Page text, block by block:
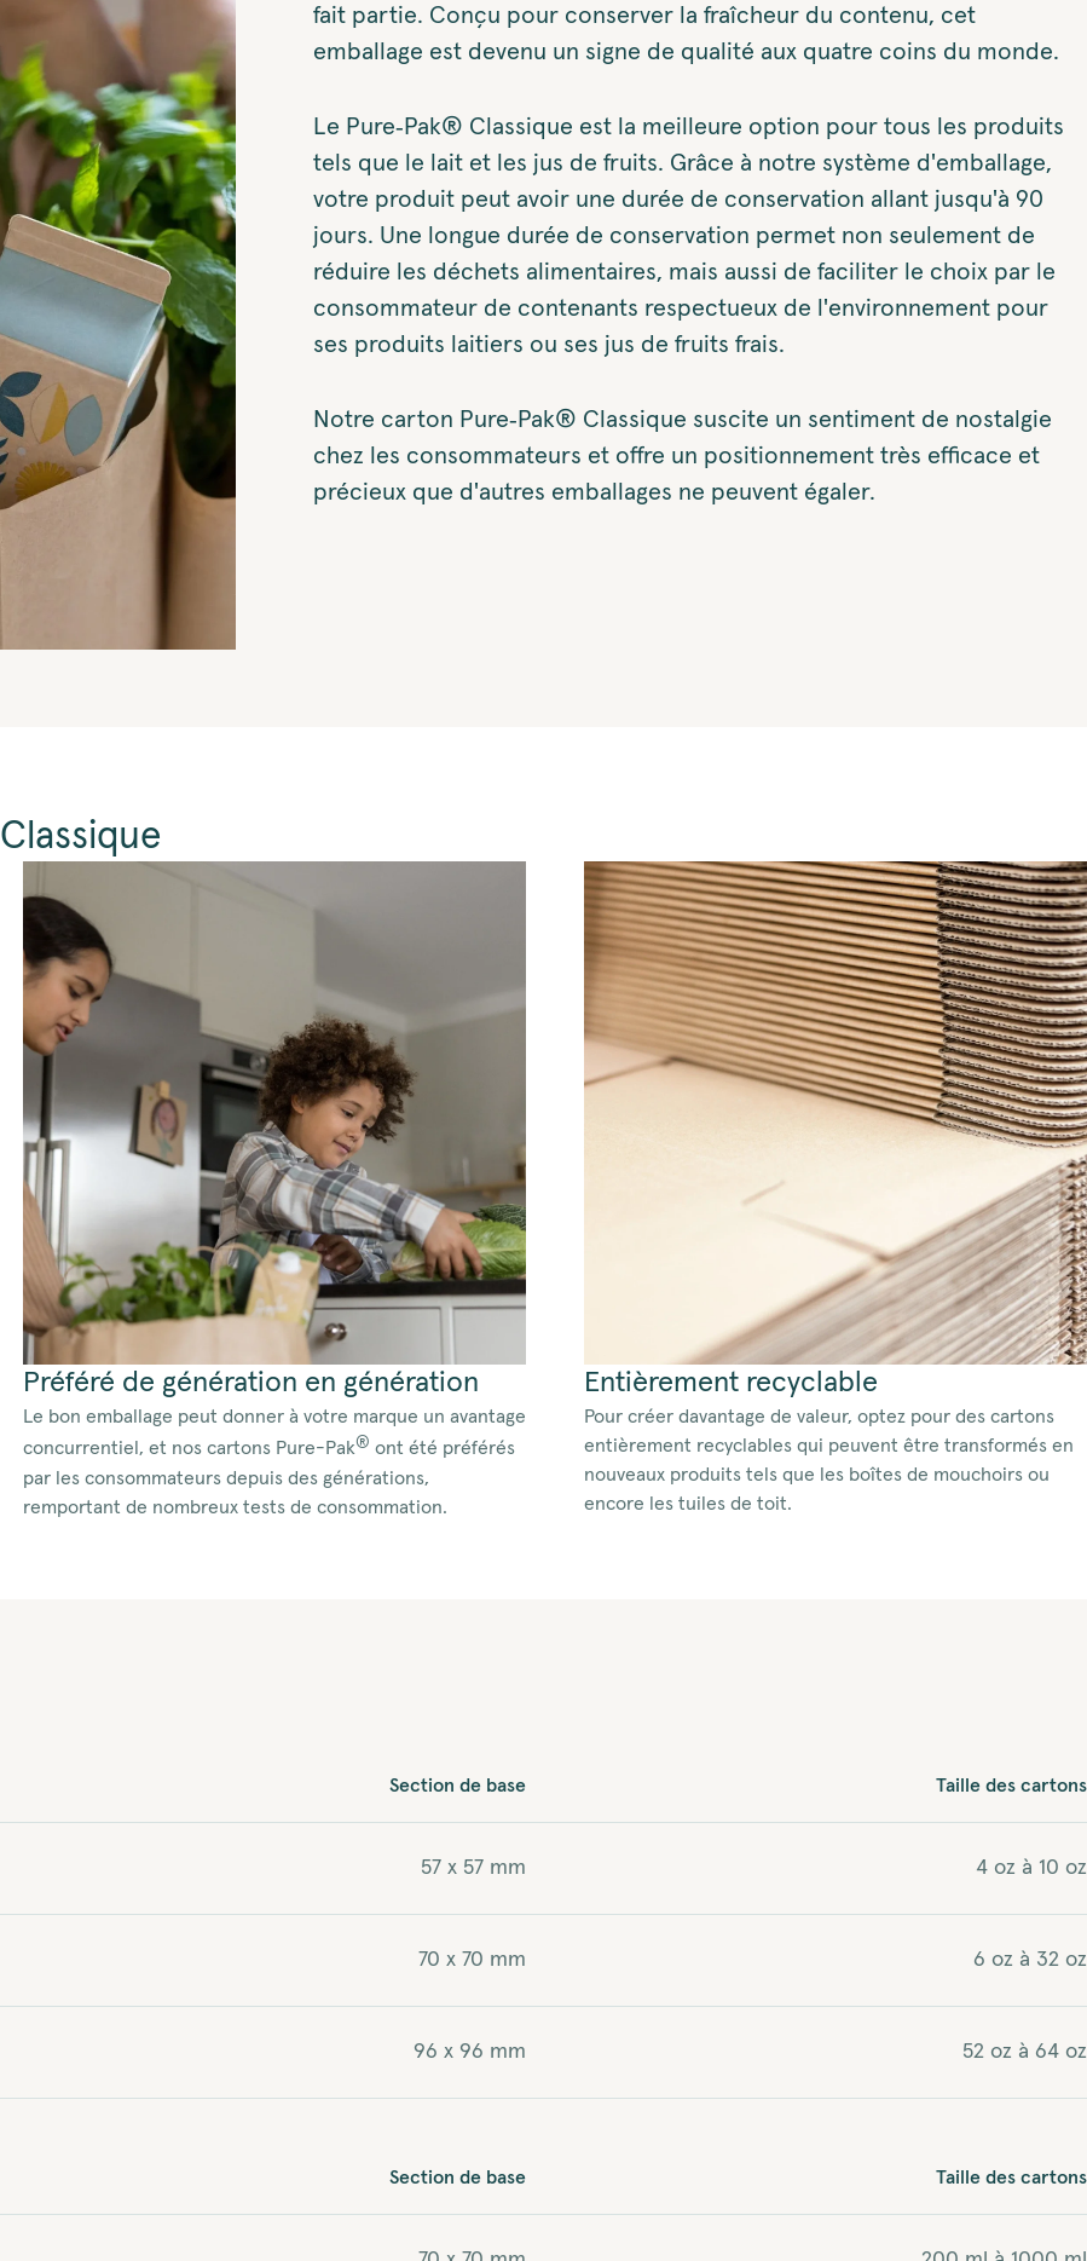
fait partie. Conçu pour conserver la fraîcheur du contenu, cet
emballage est devenu un signe de qualité aux quatre coins du monde.
Le Pure‑Pak® Classique est la meilleure option pour tous les produits
tels que le lait et les jus de fruits. Grâce à notre système d'emballage,
votre produit peut avoir une durée de conservation allant jusqu'à 90
jours. Une longue durée de conservation permet non seulement de
réduire les déchets alimentaires, mais aussi de faciliter le choix par le
consommateur de contenants respectueux de l'environnement pour
ses produits laitiers ou ses jus de fruits frais.
Notre carton Pure‑Pak® Classique suscite un sentiment de nostalgie
chez les consommateurs et offre un positionnement très efficace et
précieux que d'autres emballages ne peuvent égaler.
Classique
Préféré de génération en génération
Le bon emballage peut donner à votre marque un avantage
concurrentiel, et nos cartons Pure-Pak® ont été préférés
par les consommateurs depuis des générations,
remportant de nombreux tests de consommation.
Entièrement recyclable
Pour créer davantage de valeur, optez pour des cartons
entièrement recyclables qui peuvent être transformés en
nouveaux produits tels que les boîtes de mouchoirs ou
encore les tuiles de toit.
Section de base Taille des cartons
57 x 57 mm 4 oz à 10 oz
70 x 70 mm 6 oz à 32 oz
96 x 96 mm 52 oz à 64 oz
Section de base Taille des cartons